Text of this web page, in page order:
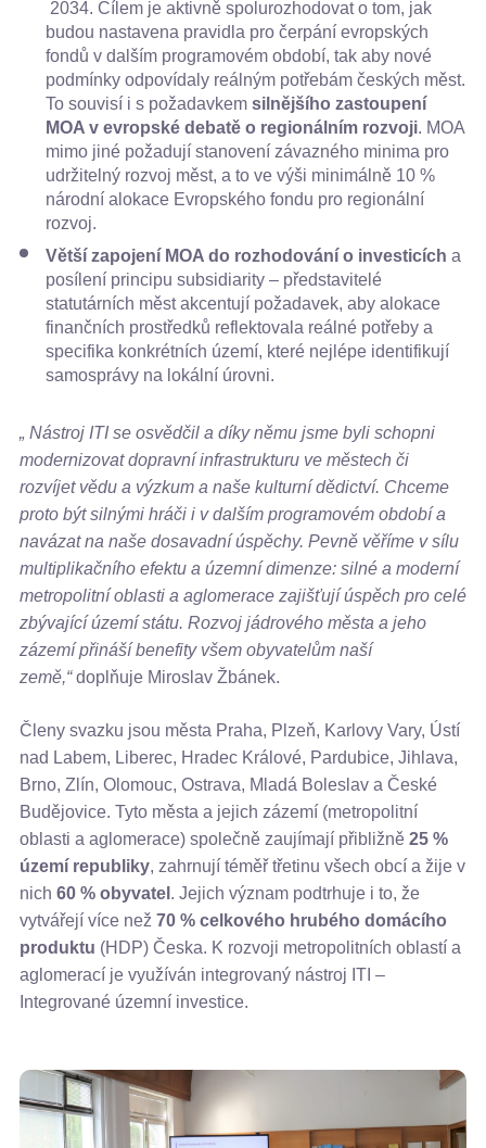
2034. Cílem je aktivně spolurozhodovat o tom, jak
budou nastavena pravidla pro čerpání evropských
fondů v dalším programovém období, tak aby nové
podmínky odpovídaly reálným potřebám českých měst.
To souvisí i s požadavkem silnějšího zastoupení
MOA v evropské debatě o regionálním rozvoji. MOA
mimo jiné požadují stanovení závazného minima pro
udržitelný rozvoj měst, a to ve výši minimálně 10 %
národní alokace Evropského fondu pro regionální
rozvoj.
Větší zapojení MOA do rozhodování o investicích a
posílení principu subsidiarity – představitelé
statutárních měst akcentují požadavek, aby alokace
finančních prostředků reflektovala reálné potřeby a
specifika konkrétních území, které nejlépe identifikují
samosprávy na lokální úrovni.
„ Nástroj ITI se osvědčil a díky němu jsme byli schopni
modernizovat dopravní infrastrukturu ve městech či
rozvíjet vědu a výzkum a naše kulturní dědictví. Chceme
proto být silnými hráči i v dalším programovém období a
navázat na naše dosavadní úspěchy. Pevně věříme v sílu
multiplikačního efektu a územní dimenze: silné a moderní
metropolitní oblasti a aglomerace zajišťují úspěch pro celé
zbývající území státu. Rozvoj jádrového města a jeho
zázemí přináší benefity všem obyvatelům naší
země,“doplňuje Miroslav Žbánek.
Členy svazku jsou města Praha, Plzeň, Karlovy Vary, Ústí
nad Labem, Liberec, Hradec Králové, Pardubice, Jihlava,
Brno, Zlín, Olomouc, Ostrava, Mladá Boleslav a České
Budějovice. Tyto města a jejich zázemí (metropolitní
oblasti a aglomerace) společně zaujímají přibližně 25 %
území republiky, zahrnují téměř třetinu všech obcí a žije v
nich 60 % obyvatel . Jejich význam podtrhuje i to, že
vytvářejí více než 70 % celkového hrubého domácího
produktu (HDP) Česka. K rozvoji metropolitních oblastí a
aglomerací je využíván integrovaný nástroj ITI –
Integrované územní investice.